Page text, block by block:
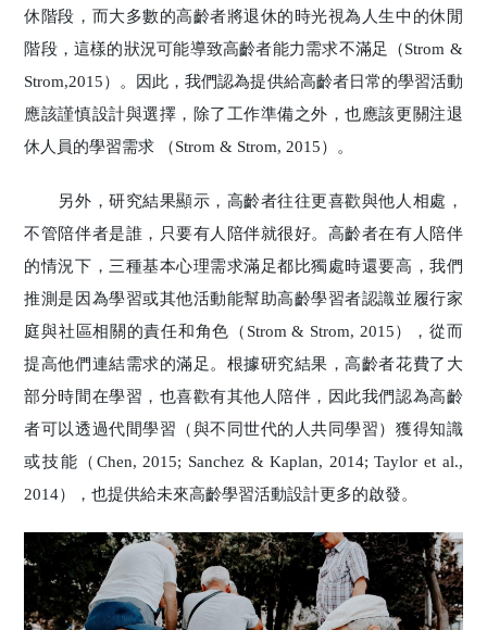
休階段，而大多數的高齡者將退休的時光視為人生中的休閒
階段，這樣的狀況可能導致高齡者能力需求不滿足（Strom &
Strom,2015）。因此，我們認為提供給高齡者日常的學習活動
應該謹慎設計與選擇，除了工作準備之外，也應該更關注退
休人員的學習需求 （Strom & Strom, 2015）。
另外，研究結果顯示，高齡者往往更喜歡與他人相處，
不管陪伴者是誰，只要有人陪伴就很好。高齡者在有人陪伴
的情況下，三種基本心理需求滿足都比獨處時還要高，我們
推測是因為學習或其他活動能幫助高齡學習者認識並履行家
庭與社區相關的責任和角色（Strom & Strom, 2015），從而
提高他們連結需求的滿足。根據研究結果，高齡者花費了大
部分時間在學習，也喜歡有其他人陪伴，因此我們認為高齡
者可以透過代間學習（與不同世代的人共同學習）獲得知識
或技能（Chen, 2015; Sanchez & Kaplan, 2014; Taylor et al.,
2014），也提供給未來高齡學習活動設計更多的啟發。